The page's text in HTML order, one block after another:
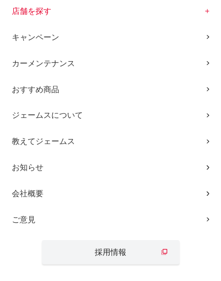
店舗を探す
キャンペーン
カーメンテナンス
おすすめ商品
ジェームスについて
教えてジェームス
お知らせ
会社概要
ご意見
採用情報